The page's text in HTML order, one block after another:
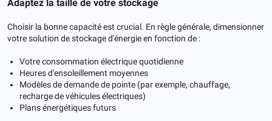
Adaptez la taille de votre stockage
Choisir la bonne capacité est crucial. En règle générale, dimensionner
votre solution de stockage d'énergie en fonction de :
Votre consommation électrique quotidienne
Heures d'ensoleillement moyennes
Modèles de demande de pointe (par exemple, chauffage,
recharge de véhicules électriques)
Plans énergétiques futurs